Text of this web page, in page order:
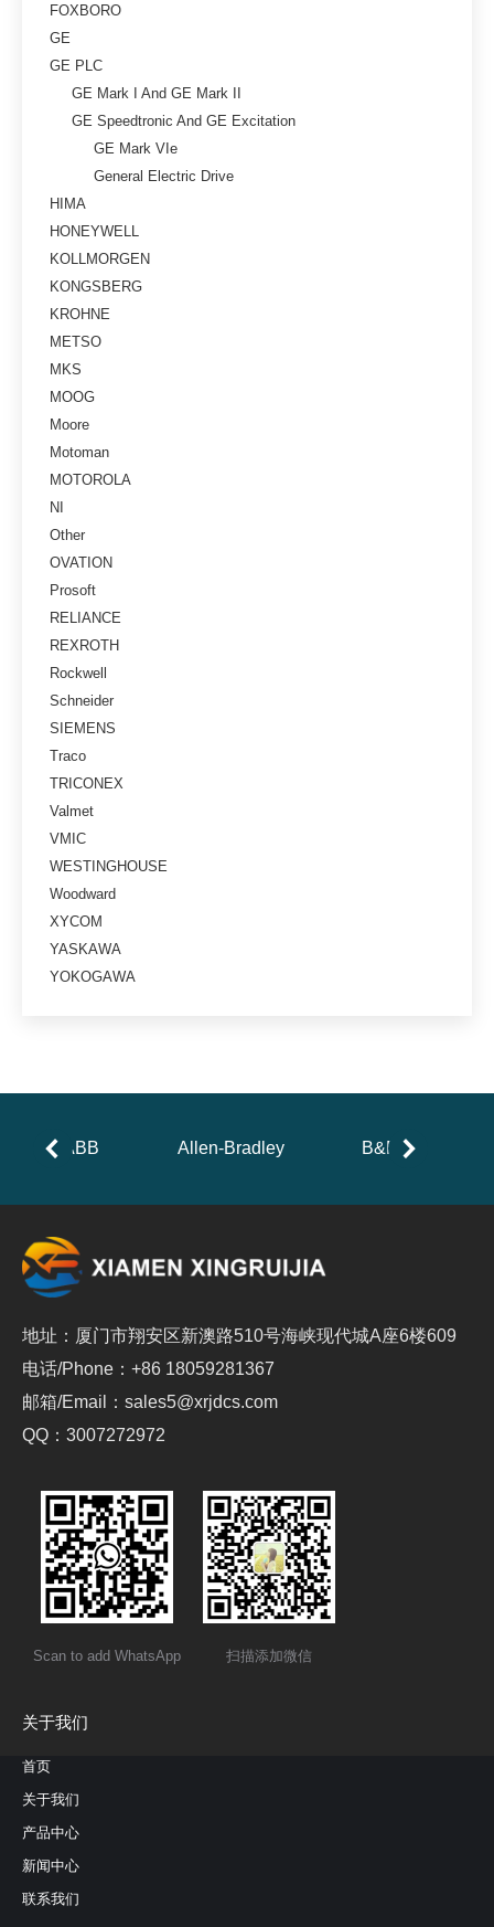
FOXBORO
GE
GE PLC
GE Mark I And GE Mark II
GE Speedtronic And GE Excitation
GE Mark VIe
General Electric Drive
HIMA
HONEYWELL
KOLLMORGEN
KONGSBERG
KROHNE
METSO
MKS
MOOG
Moore
Motoman
MOTOROLA
NI
Other
OVATION
Prosoft
RELIANCE
REXROTH
Rockwell
Schneider
SIEMENS
Traco
TRICONEX
Valmet
VMIC
WESTINGHOUSE
Woodward
XYCOM
YASKAWA
YOKOGAWA
ABB Allen-Bradley B&R
地址：厦门市翔安区新澳路510号海峡现代城A座6楼609
电话/Phone：+86 18059281367
邮箱/Email：sales5@xrjdcs.com
QQ：3007272972
Scan to add WhatsApp 扫描添加微信
关于我们
首页
关于我们
产品中心
新闻中心
联系我们